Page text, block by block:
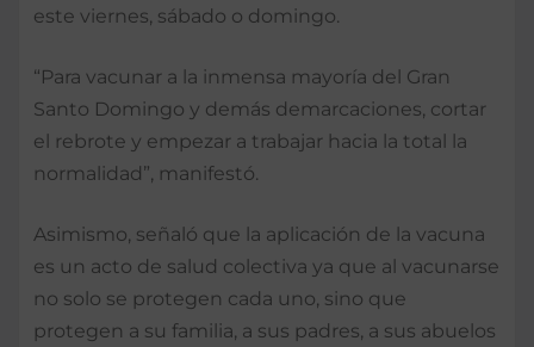
este viernes, sábado o domingo.
“Para vacunar a la inmensa mayoría del Gran
Santo Domingo y demás demarcaciones, cortar
el rebrote y empezar a trabajar hacia la total la
normalidad”, manifestó.
Asimismo, señaló que la aplicación de la vacuna
es un acto de salud colectiva ya que al vacunarse
no solo se protegen cada uno, sino que
protegen a su familia, a sus padres, a sus abuelos